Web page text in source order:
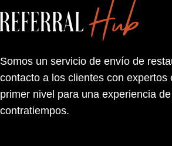
Somos un servicio de envío de
contacto a los clientes con expertos
primer nivel para una experiencia
contratiempos.